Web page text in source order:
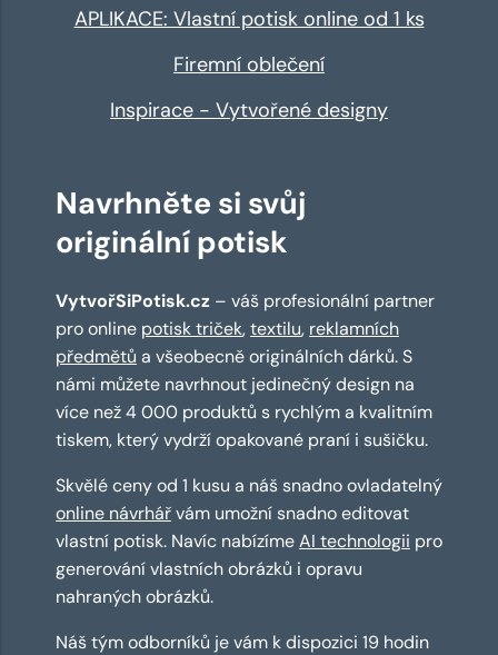
APLIKACE: Vlastní potisk online od 1 ks
Firemní oblečení
Inspirace - Vytvořené designy
Navrhněte si svůj
originální potisk
VytvořSiPotisk.cz – váš profesionální partner
pro online potisk triček,textilu, reklamních
předmětů a všeobecně originálních dárků. S
námi můžete navrhnout jedinečný design na
více než 4 000 produktů s rychlým a kvalitním
tiskem, který vydrží opakované praní i sušičku.
Skvělé ceny od 1 kusu a náš snadno ovladatelný
online návrhářvám umožní snadno editovat
vlastní potisk. Navíc nabízímeAI technologii pro
generování vlastních obrázků i opravu
nahraných obrázků.
Náš tým odborníků je vám k dispozici 19 hodin